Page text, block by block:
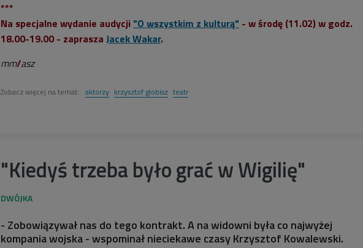
***
Na specjalne wydanie audycji "O wszystkim z kulturą" - w środę (11.02) w godz.
18.00-19.00 - zaprasza Jacek Wakar.
mm/asz
Zobacz więcej na temat: aktorzy krzysztof globisz teatr
"Kiedyś trzeba było grać w Wigilię"
- Zobowiązywał nas do tego kontrakt. A na widowni była co najwyżej
kompania wojska - wspominał nieciekawe czasy Krzysztof Kowalewski.